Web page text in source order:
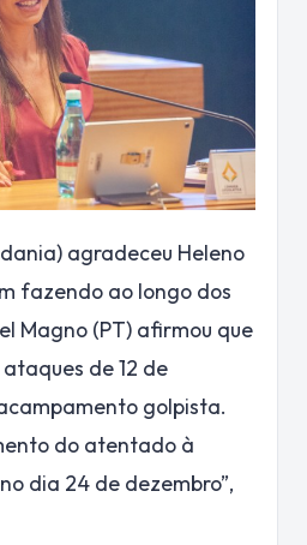
agradeceu Heleno
fazendo ao longo dos
Magno (PT) afirmou que
de 12 de
golpista.
do atentado à
dia 24 de dezembro”,